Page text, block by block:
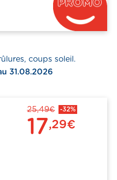
coups soleil.
31.08.2026
25,49€ -32%
17,29€